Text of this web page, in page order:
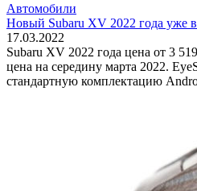
Автомобили
Новый Subaru XV 2022 года уже
17.03.2022
Subaru XV 2022 года цена от 3
цена на середину марта 2022.
стандартную комплектацию